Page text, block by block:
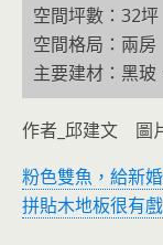
空間坪數：32坪
空間格局：兩房
主要建材：黑
作者_邱建文 圖
粉色雙魚，給新
拼貼木地板很有